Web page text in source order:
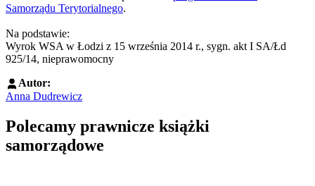
Samorządu Terytorialnego.
Na podstawie:
Wyrok WSA w Łodzi z 15 września 2014 r., sygn. akt I SA/Łd
925/14, nieprawomocny
Autor:
Anna Dudrewicz
Polecamy prawnicze książki
samorządowe